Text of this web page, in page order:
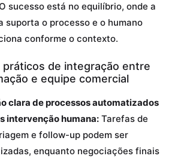
sucesso está no equilíbrio, onde a
suporta o processo e o humano
conforme o contexto.
práticos de integração entre
e equipe comercial
clara de processos automatizados
intervenção humana: Tarefas de
e follow-up podem ser
enquanto negociações finais